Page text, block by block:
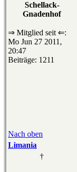
Schellack-
Gnadenhof
⇒ Mitglied seit ⇐:
Mo Jun 27 2011,
20:47
Beiträge: 1211
Nach oben
Limania
†